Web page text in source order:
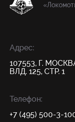
Адрес:
107553, Г.
ВЛД. 125, СТР. 1
Телефон:
+7 (495) 500-3-